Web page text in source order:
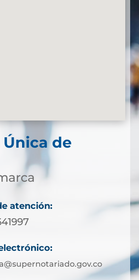
de
atención: